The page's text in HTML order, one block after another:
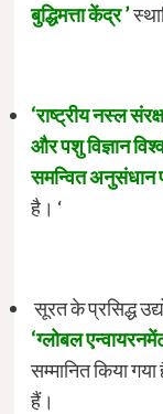
बुद्धिमत्ता केंद्र ’
‘राष्ट्रीय नस्ल
और पशु विज्ञान
समन्वित अनुसंधान
है। ‘
सूरत के प्रसिद्ध
‘ग्लोबल
सम्मानित किया
हैं।